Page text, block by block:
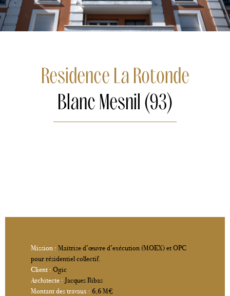
Residence La Rotonde
Blanc Mesnil (93)
Mission : Maîtrise d’œuvre d’exécution (MOEX) et OPC
pour résidentiel collectif.
Client : Ogic
Architecte : Jacques Bibas
Montant des travaux : 6,6 M€